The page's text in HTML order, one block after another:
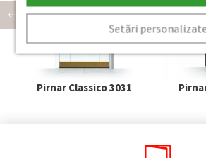
Pirnar Classico 3031
Setări